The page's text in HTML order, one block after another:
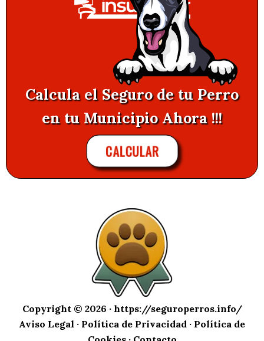
Calcula el Seguro de tu Perro
en tu Municipio Ahora !!!
CALCULAR
Copyright © 2026 · https://seguroperros.info/
Aviso Legal · Política de Privacidad · Política de